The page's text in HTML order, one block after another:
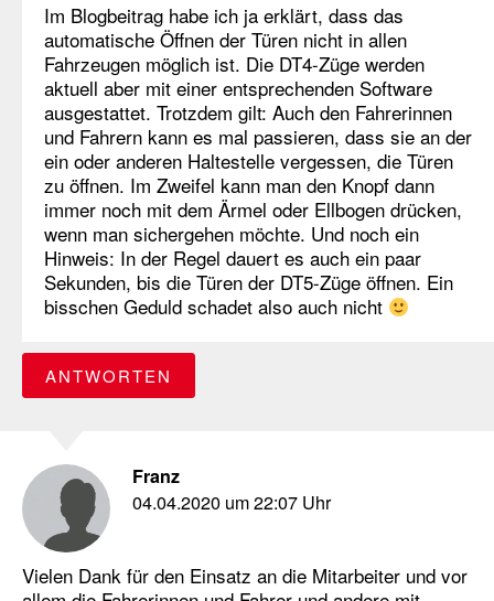
Im Blogbeitrag habe ich ja erklärt, dass das
automatische Öffnen der Türen nicht in allen
Fahrzeugen möglich ist. Die DT4-Züge werden
aktuell aber mit einer entsprechenden Software
ausgestattet. Trotzdem gilt: Auch den Fahrerinnen
und Fahrern kann es mal passieren, dass sie an der
ein oder anderen Haltestelle vergessen, die Türen
zu öffnen. Im Zweifel kann man den Knopf dann
immer noch mit dem Ärmel oder Ellbogen drücken,
wenn man sichergehen möchte. Und noch ein
Hinweis: In der Regel dauert es auch ein paar
Sekunden, bis die Türen der DT5-Züge öffnen. Ein
bisschen Geduld schadet also auch nicht
ANTWORTEN
Franz
04.04.2020 um 22:07 Uhr
Vielen Dank für den Einsatz an die Mitarbeiter und vor